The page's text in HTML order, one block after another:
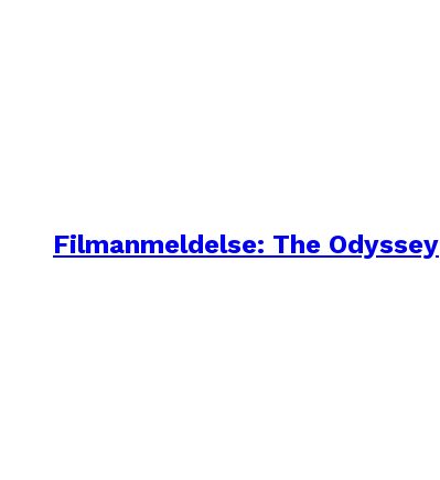
Filmanmeldelse: The Odyssey